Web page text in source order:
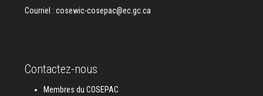
Courriel : cosewic-cosepac@ec.gc.ca
Contactez-nous
Membres du COSEPAC